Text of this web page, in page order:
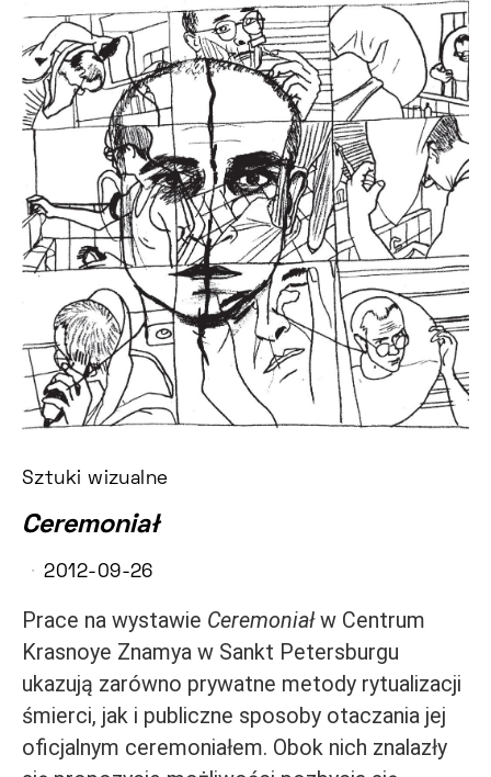
Sztuki wizualne
Ceremoniał
2012-09-26
Prace na wystawie Ceremoniałw Centrum
Krasnoye Znamya w Sankt Petersburgu
ukazują zarówno prywatne metody rytualizacji
śmierci, jak i publiczne sposoby otaczania jej
oficjalnym ceremoniałem. Obok nich znalazły